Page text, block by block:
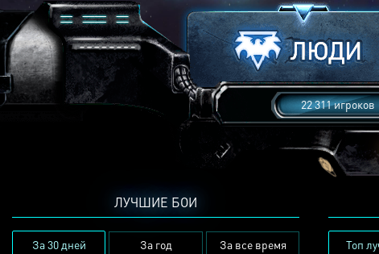
22 311 игроков
ЛУЧШИЕ БОИ
За 30 дней За год За все время Топ